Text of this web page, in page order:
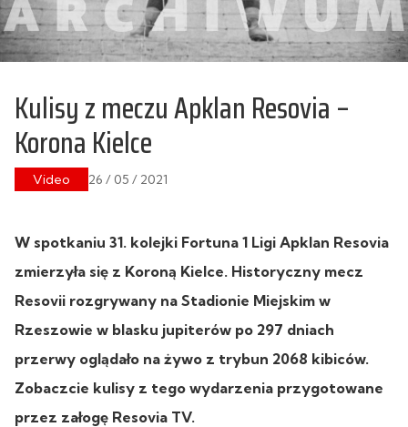
Kulisy z meczu Apklan Resovia –
Korona Kielce
Video 26 / 05 / 2021
W spotkaniu 31. kolejki Fortuna 1 Ligi Apklan Resovia
zmierzyła się z Koroną Kielce. Historyczny mecz
Resovii rozgrywany na Stadionie Miejskim w
Rzeszowie w blasku jupiterów po 297 dniach
przerwy oglądało na żywo z trybun 2068 kibiców.
Zobaczcie kulisy z tego wydarzenia przygotowane
przez załogę Resovia TV.